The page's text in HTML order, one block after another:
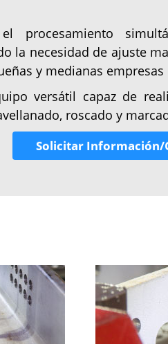
procesamiento
la necesidad de ajuste
y medianas
versátil capaz de
roscado y
Solicitar Información/